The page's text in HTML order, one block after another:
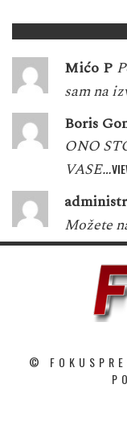
Mićo P
sam na
Boris
ONO
VASE…
Možete
©